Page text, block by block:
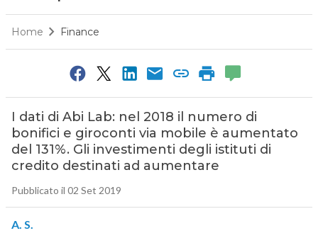
Home Finance
I dati di Abi Lab: nel 2018 il numero di
bonifici e giroconti via mobile è aumentato
del 131%. Gli investimenti degli istituti di
credito destinati ad aumentare
Pubblicato il 02 Set 2019
A. S.